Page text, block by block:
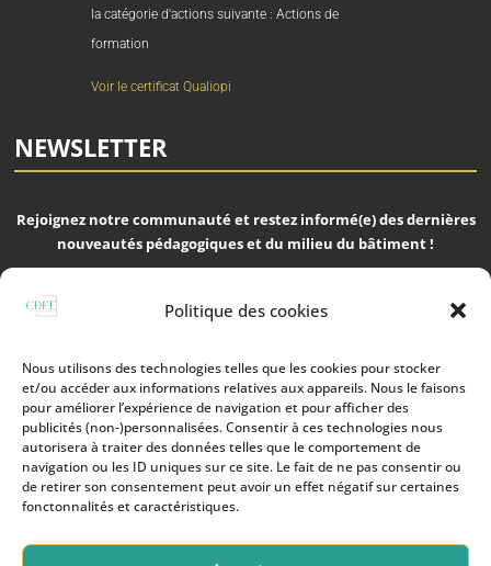
Politique des cookies
Nous utilisons des technologies telles que les cookies pour stocker
et/ou accéder aux informations relatives aux appareils. Nous le faisons
pour améliorer l’expérience de navigation et pour afficher des
publicités (non-)personnalisées. Consentir à ces technologies nous
autorisera à traiter des données telles que le comportement de
navigation ou les ID uniques sur ce site. Le fait de ne pas consentir ou
de retirer son consentement peut avoir un effet négatif sur certaines
fonctonnalités et caractéristiques.
la catégorie d'actions suivante : Actions de
formation
Voir le certificat Qualiopi
NEWSLETTER
Rejoignez notre communauté et restez informé(e) des dernières
nouveautés pédagogiques et du milieu du bâtiment !
S'ABONNER
Nous respectons votre vie privée !
© CDFE2026 | Tout droits réservés
Politique de Confidentialité 2026